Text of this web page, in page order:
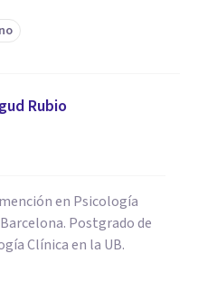
Rubio
en Psicología
Postgrado de
Clínica en la UB.